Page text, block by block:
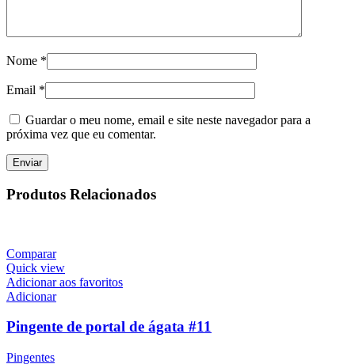
Nome *
Email *
Guardar o meu nome, email e site neste navegador para a
próxima vez que eu comentar.
Produtos Relacionados
Comparar
Quick view
Adicionar aos favoritos
Adicionar
Pingente de portal de ágata #11
Pingentes